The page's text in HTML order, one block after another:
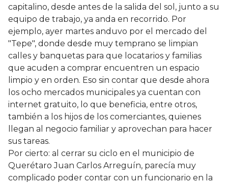
capitalino, desde antes de la salida del sol, junto a su
equipo de trabajo, ya anda en recorrido. Por
ejemplo, ayer martes anduvo por el mercado del
"Tepe", donde desde muy temprano se limpian
calles y banquetas para que locatarios y familias
que acuden a comprar encuentren un espacio
limpio y en orden. Eso sin contar que desde ahora
los ocho mercados municipales ya cuentan con
internet gratuito, lo que beneficia, entre otros,
también a los hijos de los comerciantes, quienes
llegan al negocio familiar y aprovechan para hacer
sus tareas.
Por cierto: al cerrar su ciclo en el municipio de
Querétaro Juan Carlos Arreguín, parecía muy
complicado poder contar con un funcionario en la